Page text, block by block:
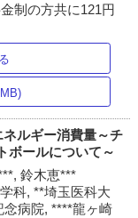
制の方共に121円
ルギー消費量～チ
ボールについて～
鈴木恵***
科, **埼玉医科大
病院, ****龍ヶ崎